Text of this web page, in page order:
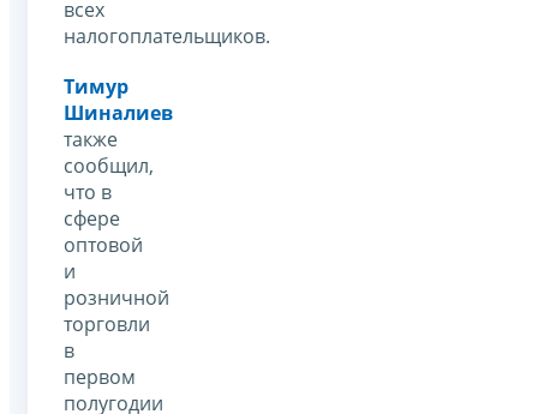
всех
налогоплательщиков.
Тимур
Шиналиев
также
сообщил,
что в
сфере
оптовой
и
розничной
торговли
в
первом
полугодии